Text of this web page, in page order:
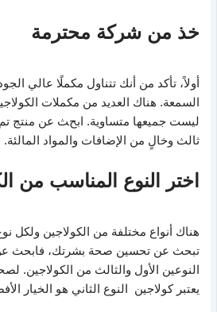
خذ من شركة محترمة
أولاً، تأكد من أنك تتناول مكملًا عالي
السمعة. هناك العديد من مكملات
ليست جميعها متساوية. ابحث عن منتج
ثالث وخالٍ من الإضافات والمواد المالئة.
اختر النوع المناسب من
هناك أنواع مختلفة من الكولاجين ولكل
تبحث عن تحسين صحة بشرتك، فابحث
النوعين الأول والثالث من الكولاجين.
يعتبر كولاجين النوع الثاني هو الخيار